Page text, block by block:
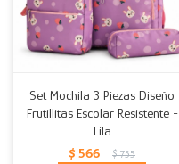
Set Mochila 3 Piezas Diseño
Frutillitas Escolar Resistente -
Lila
$ 566 $ 755